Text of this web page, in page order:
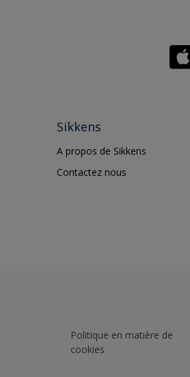
Sikkens
A propos de Sikkens
Contactez nous
Politique en matière de
cookies